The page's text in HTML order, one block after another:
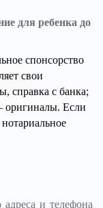
для ребенка до
спонсорство
свои
справка с банка;
оригиналы. Если
адреса и телефона